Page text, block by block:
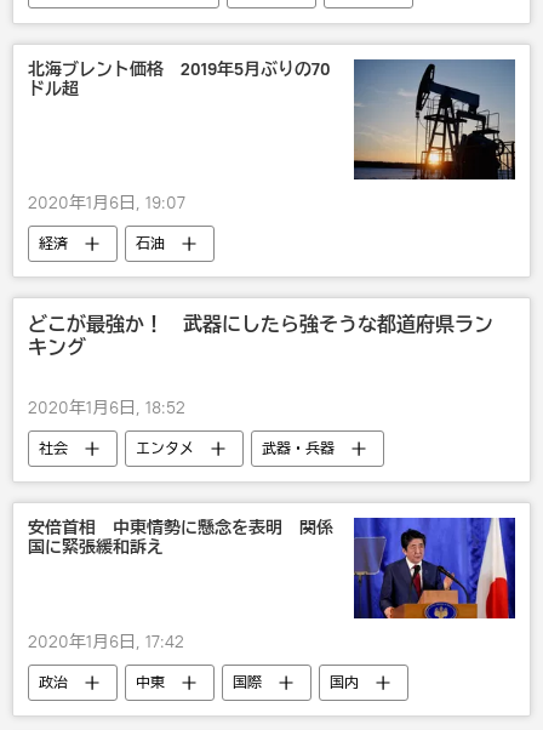
ロシア
食べ物
研究
科学研究
北海ブレント価格 2019年5月ぶりの70
ドル超
2020年1月6日, 19:07
経済 石油
どこが最強か！ 武器にしたら強そうな都道府県ラン
キング
2020年1月6日, 18:52
社会 エンタメ
武器・兵器
番付・ランキング
安倍首相 中東情勢に懸念を表明 関係
国に緊張緩和訴え
2020年1月6日, 17:42
政治 中東 国際
国内
安倍晋三